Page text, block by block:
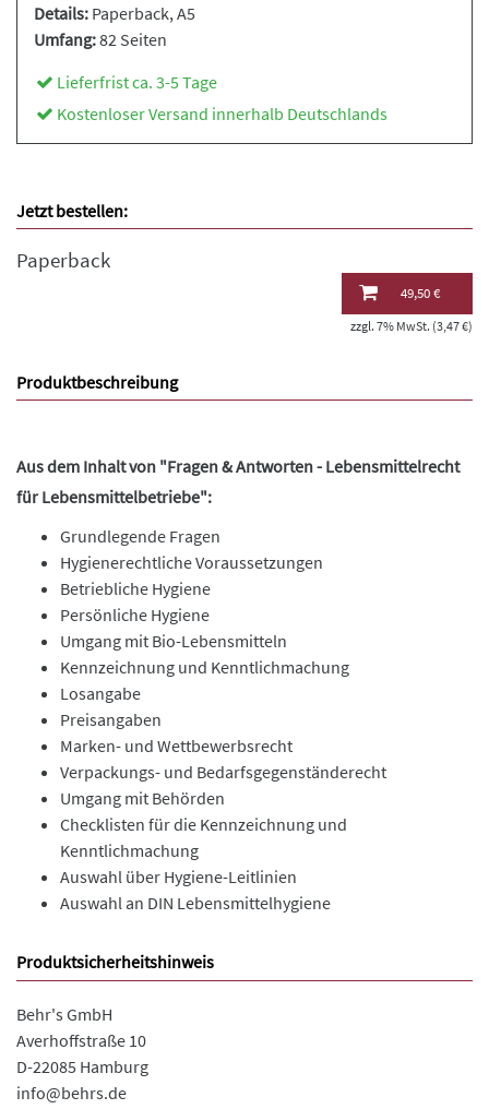
Details: Paperback, A5
Umfang:82 Seiten
Lieferfrist ca. 3-5 Tage
Kostenloser Versand innerhalb Deutschlands
Jetzt bestellen:
Paperback
49,50 €
zzgl. 7% MwSt. (3,47 €)
Produktbeschreibung
Aus dem Inhalt von "Fragen & Antworten - Lebensmittelrecht
für Lebensmittelbetriebe":
Grundlegende Fragen
Hygienerechtliche Voraussetzungen
Betriebliche Hygiene
Persönliche Hygiene
Umgang mit Bio-Lebensmitteln
Kennzeichnung und Kenntlichmachung
Losangabe
Preisangaben
Marken- und Wettbewerbsrecht
Verpackungs- und Bedarfsgegenständerecht
Umgang mit Behörden
Checklisten für die Kennzeichnung und
Kenntlichmachung
Auswahl über Hygiene-Leitlinien
Auswahl an DIN Lebensmittelhygiene
Produktsicherheitshinweis
Behr's GmbH
Averhoffstraße 10
D-22085 Hamburg
info@behrs.de